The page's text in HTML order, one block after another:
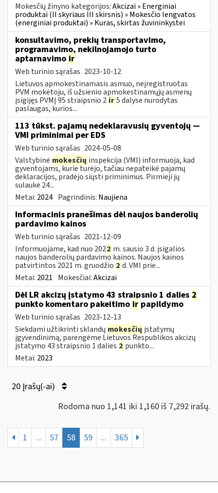
Mokesčių žinyno kategorijos:Akcizai » Energiniai
produktai (II skyriaus III skirsnis) » Mokesčio lengvatos
(energiniai produktai) » Kuras, skirtas žuvininkystei
konsultavimo, prekių transportavimo,
programavimo, nekilnojamojo turto
aptarnavimo ir
Web turinio sąrašas 2023-10-12
Lietuvos apmokestinamasis asmuo, neįregistruotas
PVM mokėtoju, iš užsienio apmokestinamųjų asmenų
įsigijęs PVMĮ 95 straipsnio 2 ir5 dalyse nurodytas
paslaugas, kurios...
113 tūkst. pajamų nedeklaravusių gyventojų —
VMI priminimai per EDS
Web turinio sąrašas 2024-05-08
Valstybinė mokesčių inspekcija (VMI) informuoja, kad
gyventojams, kurie turėjo, tačiau nepateikė pajamų
deklaracijos, pradėjo siųsti priminimus. Pirmieji jų
sulaukė 24...
Metai: 2024 Pagrindinis: Naujiena
Informacinis pranešimas dėl naujos banderolių
pardavimo kainos
Web turinio sąrašas 2021-12-09
Informuojame, kad nuo 2022 m. sausio 3 d. įsigalios
naujos banderolių pardavimo kainos. Naujos kainos
patvirtintos 2021 m. gruodžio 2 d. VMI prie...
Metai: 2021 Mokesčiai:Akcizai
Dėl LR akcizų įstatymo 43 straipsnio 1 dalies 2
punkto komentaro pakeitimo ir papildymo
Web turinio sąrašas 2023-12-13
Siekdami užtikrinti sklandų mokesčių įstatymų
įgyvendinimą, parengėme Lietuvos Respublikos akcizų
įstatymo 43 straipsnio 1 dalies 2 punkto...
Metai: 2023
20 Įrašų(-ai)
Rodoma nuo 1,141 iki 1,160 iš 7,292 irašų.
1 ... 57 58 59 ... 365